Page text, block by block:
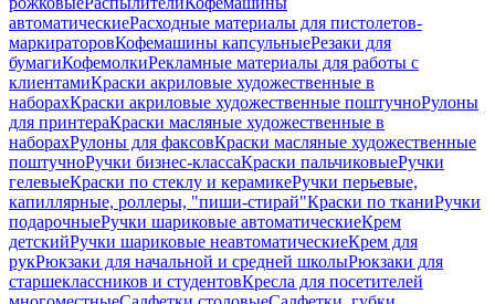
автоматическиеРасходные материалы для пистолетов-
маркираторовКофемашины капсульныеРезаки для
бумагиКофемолкиРекламные материалы для работы с
клиентамиКраски акриловые художественные в
наборахКраски акриловые художественные поштучноРулоны
для принтераКраски масляные художественные в
наборахРулоны для факсовКраски масляные художественные
поштучноРучки бизнес-классаКраски пальчиковыеРучки
гелевыеКраски по стеклу и керамикеРучки перьевые,
капиллярные, роллеры, "пиши-стирай"Краски по тканиРучки
подарочныеРучки шариковые автоматическиеКрем
детскийРучки шариковые неавтоматическиеКрем для
рукРюкзаки для начальной и средней школыРюкзаки для
старшеклассников и студентовКресла для посетителей